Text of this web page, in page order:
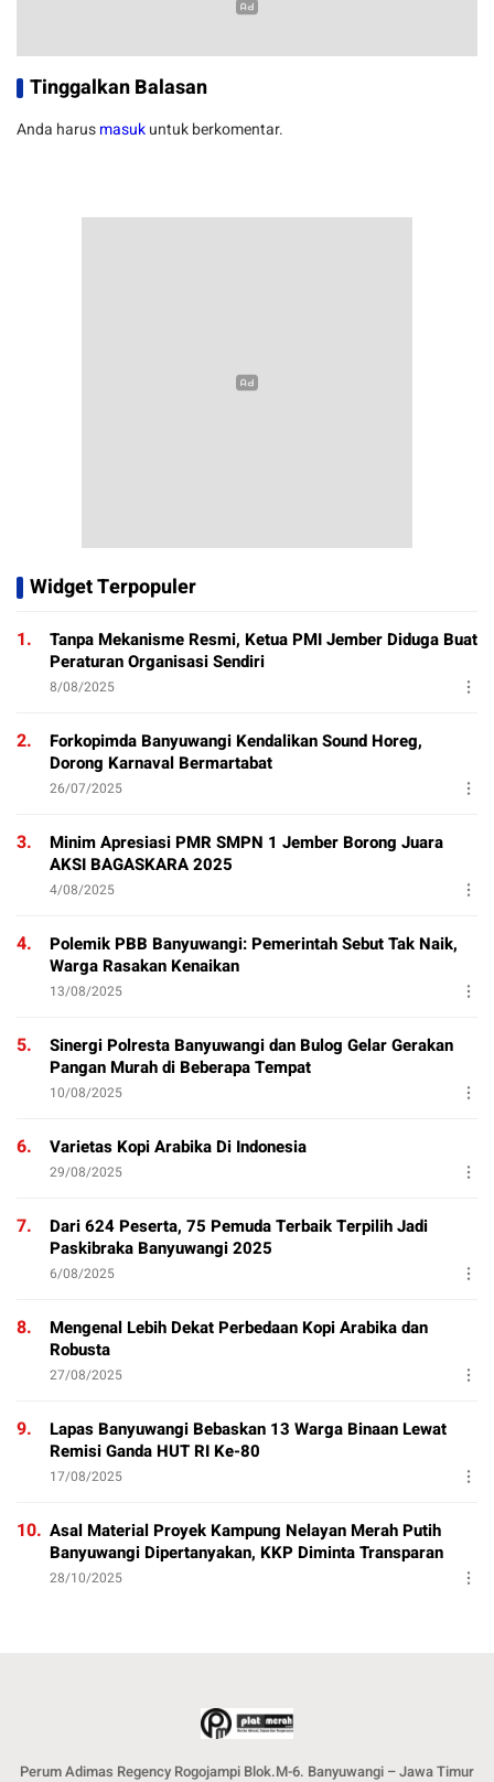
Tinggalkan Balasan
Anda harusmasukuntuk berkomentar.
Widget Terpopuler
1.
Tanpa Mekanisme Resmi, Ketua PMI Jember Diduga Buat
Peraturan Organisasi Sendiri
8/08/2025
2.
Forkopimda Banyuwangi Kendalikan Sound Horeg,
Dorong Karnaval Bermartabat
26/07/2025
3.
Minim Apresiasi PMR SMPN 1 Jember Borong Juara
AKSI BAGASKARA 2025
4/08/2025
4.
Polemik PBB Banyuwangi: Pemerintah Sebut Tak Naik,
Warga Rasakan Kenaikan
13/08/2025
5.
Sinergi Polresta Banyuwangi dan Bulog Gelar Gerakan
Pangan Murah di Beberapa Tempat
10/08/2025
6. Varietas Kopi Arabika Di Indonesia
29/08/2025
7.
Dari 624 Peserta, 75 Pemuda Terbaik Terpilih Jadi
Paskibraka Banyuwangi 2025
6/08/2025
8.
Mengenal Lebih Dekat Perbedaan Kopi Arabika dan
Robusta
27/08/2025
9.
Lapas Banyuwangi Bebaskan 13 Warga Binaan Lewat
Remisi Ganda HUT RI Ke-80
17/08/2025
10. Asal Material Proyek Kampung Nelayan Merah Putih
Banyuwangi Dipertanyakan, KKP Diminta Transparan
28/10/2025
Perum Adimas Regency Rogojampi Blok.M-6. Banyuwangi – Jawa Timur